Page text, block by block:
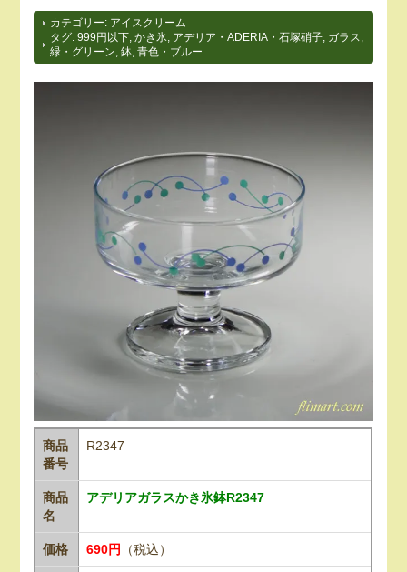
カテゴリー: アイスクリーム
タグ:999円以下 ,かき氷 アデリア・ADERIA・石塚硝子 ガラス
緑・グリーン ,鉢 ,青色・ブルー
商品
番号
R2347
商品
名
アデリアガラスかき氷鉢R2347
価格 690円 （税込）